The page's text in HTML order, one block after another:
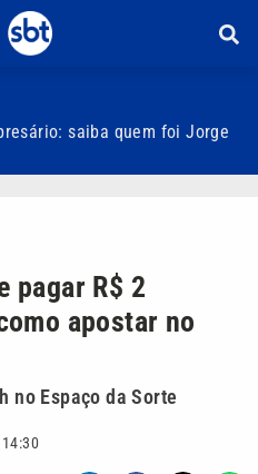
saiba quem foi Jorge
pagar R$ 2
apostar no
no Espaço da Sorte